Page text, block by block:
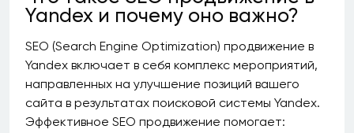
Yandex и почему оно важно?
SEO (Search Engine Optimization) продвижение в
Yandex включает в себя комплекс мероприятий,
направленных на улучшение позиций вашего
сайта в результатах поисковой системы Yandex.
Эффективное SEO продвижение помогает: